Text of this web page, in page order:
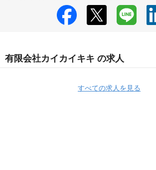
有限会社カイカイキキ の求人
すべての求人を見る